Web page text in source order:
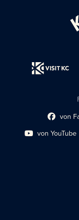
Link zum
von
Link zumvon YouTube